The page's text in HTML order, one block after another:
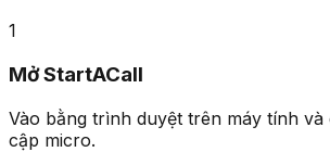
1
Mở StartACall
Vào bằng trình duyệt trên máy tính
cập micro.